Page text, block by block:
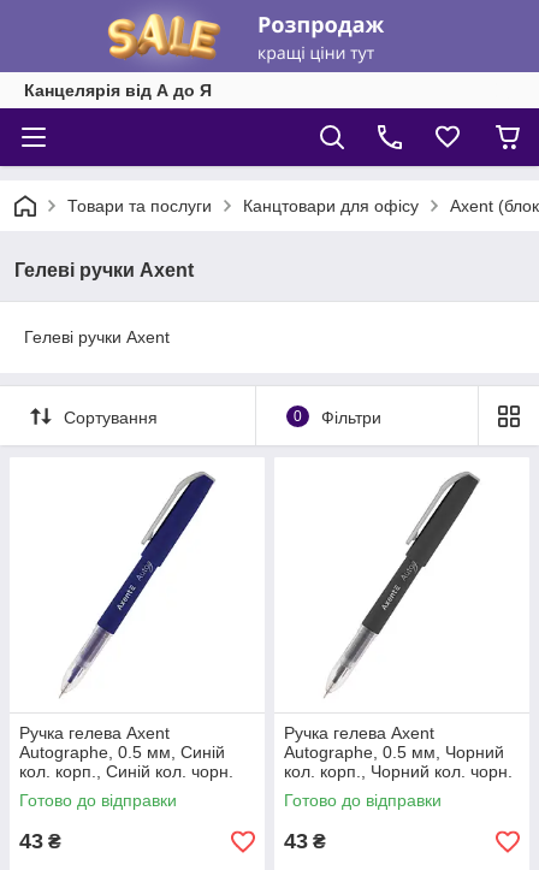
Канцелярія від А до Я
Товари та послуги Канцтовари для офісу Axent
Гелеві ручки Axent
Гелеві ручки Axent
Сортування 0 Фільтри
Ручка гелева Axent
Autographe, 0.5 мм, Синій
кол. корп., Синій кол. чорн.
Готово до відправки
43 ₴
Ручка гелева Axent
Autographe, 0.5 мм, Чорний
кол. корп., Чорний кол. чорн.
Готово до відправки
43 ₴